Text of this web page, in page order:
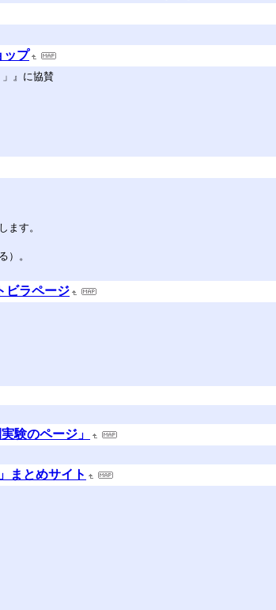
ップ
」』に協賛
ます。
）。
ビラページ
験のページ」
まとめサイト